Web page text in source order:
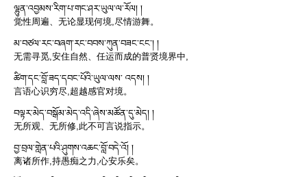
ལྷུན་འབྱམས་རིག་པ་གང་ཤར་ཡུལ་ལ་རོལ། །
觉性周遍、无论显现何境,尽情游舞。
མ་བཙལ་རང་བཞག་རང་བབས་ཀུན་བཟང་ངང༌། །
无需寻觅,安住自然、任运而成的普贤境界中,
ཚིག་དང་བློ་ཟད་དབང་པོའི་ཡུལ་ལས་ འདས། །
言语心识穷尽,超越感官对境。
བལྟར་མེད་བསྒོམ་མེད་འདི་ཞེས་མཚོན་དུ་མེད། །
无所观、无所修,此不可言说指示。
བྱ་བྲལ་གླེན་པའི་ཤུགས་འཆང་བློ་བདེ་འོ། །
离诸所作,持愚痴之力,心安乐矣。